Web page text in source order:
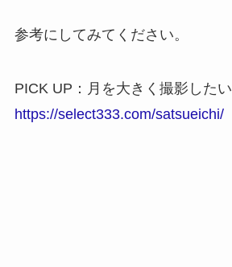
参考にしてみてください。
PICK UP：月を大きく撮影したい
https://select333.com/satsueichi/